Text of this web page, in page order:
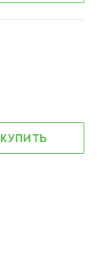
КУПИТЬ